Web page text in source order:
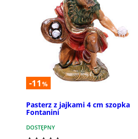
-11 %
Pasterz z jajkami 4 cm szopka
Fontanini
DOSTĘPNY